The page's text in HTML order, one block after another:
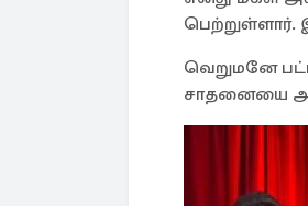
பெற்றுள்ளார்.
வெறுமனே
சாதனையை